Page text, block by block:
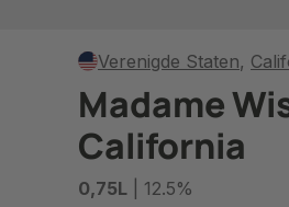
Verenigde Staten,
Madame
California
0,75L | 12.5%